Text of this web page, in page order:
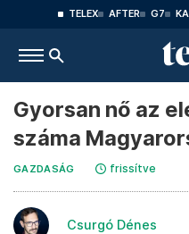
TELEX AFTER G7
Gyorsan nő az
száma
GAZDASÁG frissítve
Csurgó Dénes